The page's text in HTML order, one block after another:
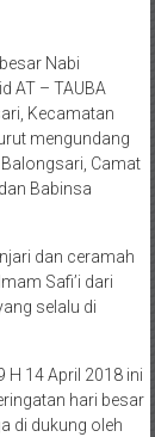
Nabi
AT – TAUBA
Kecamatan
mengundang
Camat
Babinsa
dan ceramah
Safi’i dari
selalu di
H 14 April 2018 ini
hari besar
di dukung oleh